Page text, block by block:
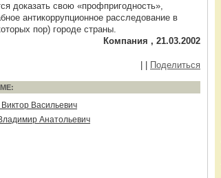
доказать свою «профпригодность»,
антикоррупционное расследование в
пор) городе страны.
Компания , 21.03.2002
Поделиться
Васильевич
Анатольевич